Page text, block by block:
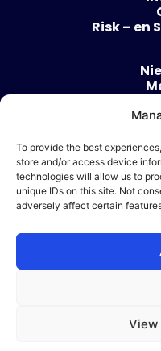
To provide the best
store and/or access device
technologies will allow us to
unique IDs on this site. Not
adversely affect certain
View
Risk – en
Ik
© 2026
| Design &